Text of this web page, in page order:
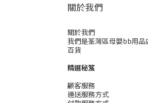
關於我們
關於我們
我們是荃灣區母嬰bb用品
百貨
精選秘笈
顧客服務
運送服務方式